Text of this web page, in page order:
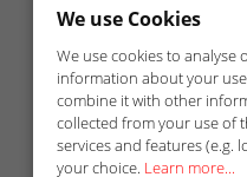
We use Cookies
We use cookies to analyse
information about your
combine it with other
collected from your use of
services and features (e.g.
your choice. Learn more...